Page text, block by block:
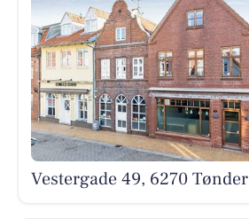
Vestergade 49, 6270 Tønder